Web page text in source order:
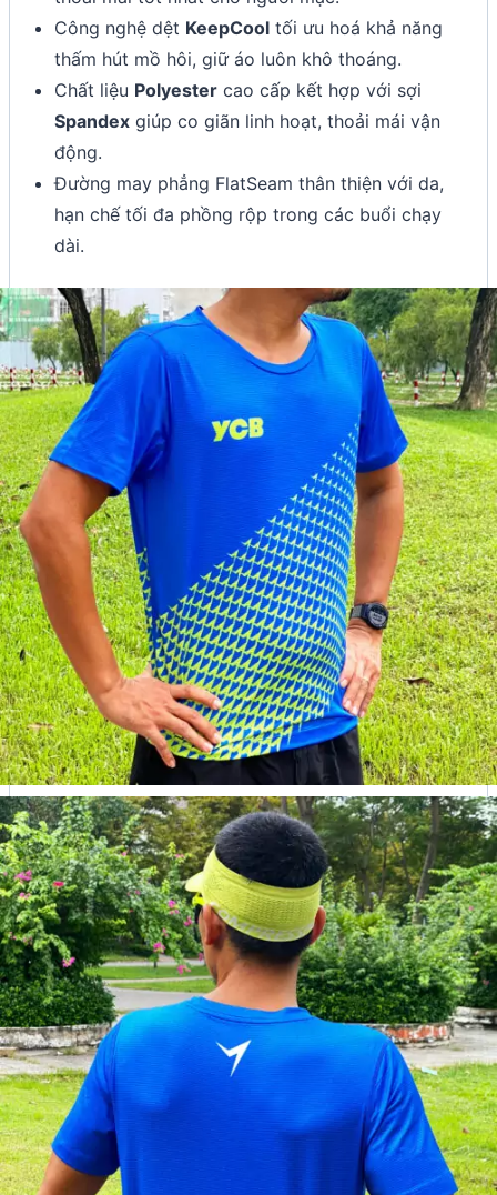
Công nghệ dệt KeepCool tối ưu hoá khả năng
thấm hút mồ hôi, giữ áo luôn khô thoáng.
Chất liệu Polyester cao cấp kết hợp với sợi
Spandex giúp co giãn linh hoạt, thoải mái vận
động.
Đường may phẳng FlatSeam thân thiện với da,
hạn chế tối đa phồng rộp trong các buổi chạy
dài.